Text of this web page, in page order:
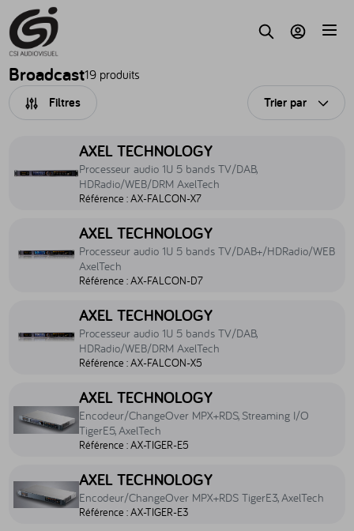
Accèder au contenu RechercheMon compte
Broadcast19 produits
Filtres Trier par
Accéder au produit Processeur audio 1U 5 bands TV/DAB,
AXEL TECHNOLOGY
Processeur audio 1U 5 bands TV/DAB,
HDRadio/WEB/DRM AxelTech
Référence :AX-FALCON-X7
Accéder au produit Processeur audio 1U 5 bands TV/DAB+/
AXEL TECHNOLOGY
Processeur audio 1U 5 bands TV/DAB+/HDRadio/WEB
AxelTech
Référence :AX-FALCON-D7
Accéder au produit Processeur audio 1U 5 bands TV/DAB,
AXEL TECHNOLOGY
Processeur audio 1U 5 bands TV/DAB,
HDRadio/WEB/DRM AxelTech
Référence :AX-FALCON-X5
Accéder au produit Encodeur/ChangeOver MPX+RDS, Streaming I/
AXEL TECHNOLOGY
Encodeur/ChangeOver MPX+RDS, Streaming I/O
TigerE5, AxelTech
Référence :AX-TIGER-E5
Accéder au produit Encodeur/ChangeOver MPX+RDS TigerE3,
AXEL TECHNOLOGY
Encodeur/ChangeOver MPX+RDS TigerE3, AxelTech
Référence :AX-TIGER-E3